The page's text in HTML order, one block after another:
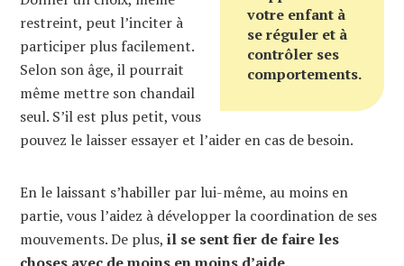
votre enfant à
se réguler et à
contrôler ses
comportements.
restreint, peut l’inciter à
participer plus facilement.
Selon son âge, il pourrait
même mettre son chandail
seul. S’il est plus petit, vous
pouvez le laisser essayer et l’aider en cas de besoin.
En le laissant s’habiller par lui-même, au moins en
partie, vous l’aidez à développer la coordination de ses
mouvements. De plus, il se sent fier de faire les